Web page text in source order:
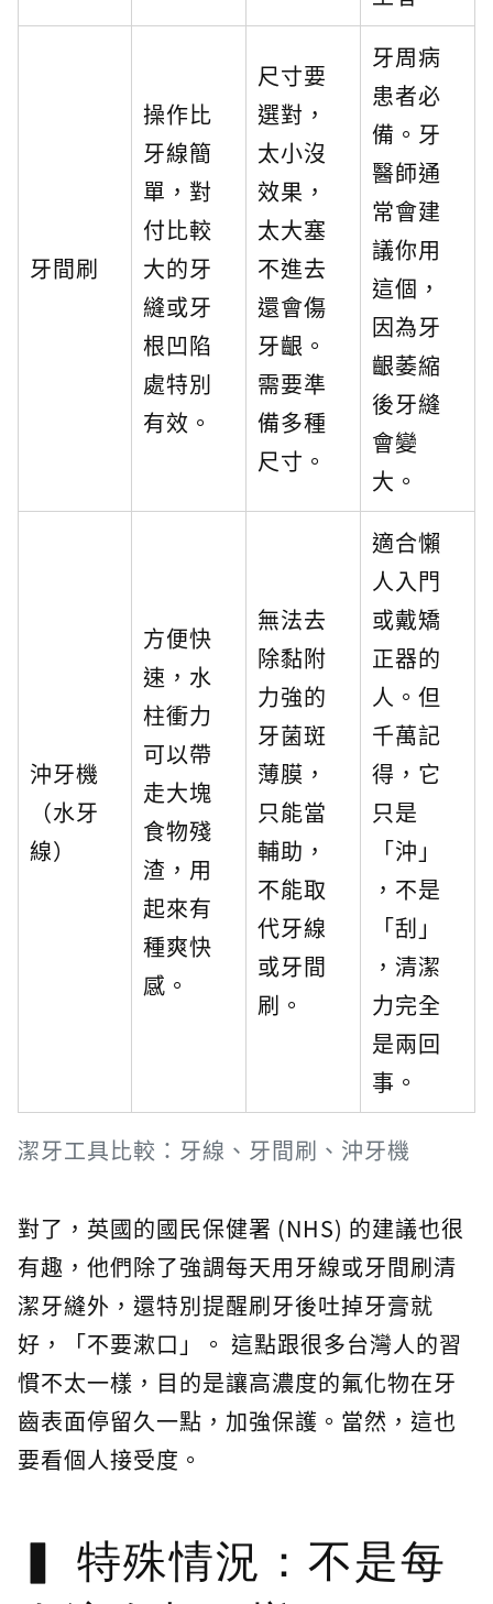
潔牙工具比較：牙線、牙間刷、沖牙機
牙間刷
操作比
牙線簡
單，對
付比較
大的牙
縫或牙
根凹陷
處特別
有效。
尺寸要
選對，
太小沒
效果，
太大塞
不進去
還會傷
牙齦。
需要準
備多種
尺寸。
牙周病
患者必
備。牙
醫師通
常會建
議你用
這個，
因為牙
齦萎縮
後牙縫
會變
大。
沖牙機
（水牙
線）
方便快
速，水
柱衝力
可以帶
走大塊
食物殘
渣，用
起來有
種爽快
感。
無法去
除黏附
力強的
牙菌斑
薄膜，
只能當
輔助，
不能取
代牙線
或牙間
刷。
適合懶
人入門
或戴矯
正器的
人。但
千萬記
得，它
只是
「沖」
，不是
「刮」
，清潔
力完全
是兩回
事。
對了，英國的國民保健署 (NHS) 的建議也很
有趣，他們除了強調每天用牙線或牙間刷清
潔牙縫外，還特別提醒刷牙後吐掉牙膏就
好，「不要漱口」。 這點跟很多台灣人的習
慣不太一樣，目的是讓高濃度的氟化物在牙
齒表面停留久一點，加強保護。當然，這也
要看個人接受度。
特殊情況：不是每